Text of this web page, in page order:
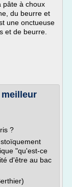
pâte à choux
du beurre et
une onctueuse
et de beurre.
?
"qu'est-ce
d'être au bac